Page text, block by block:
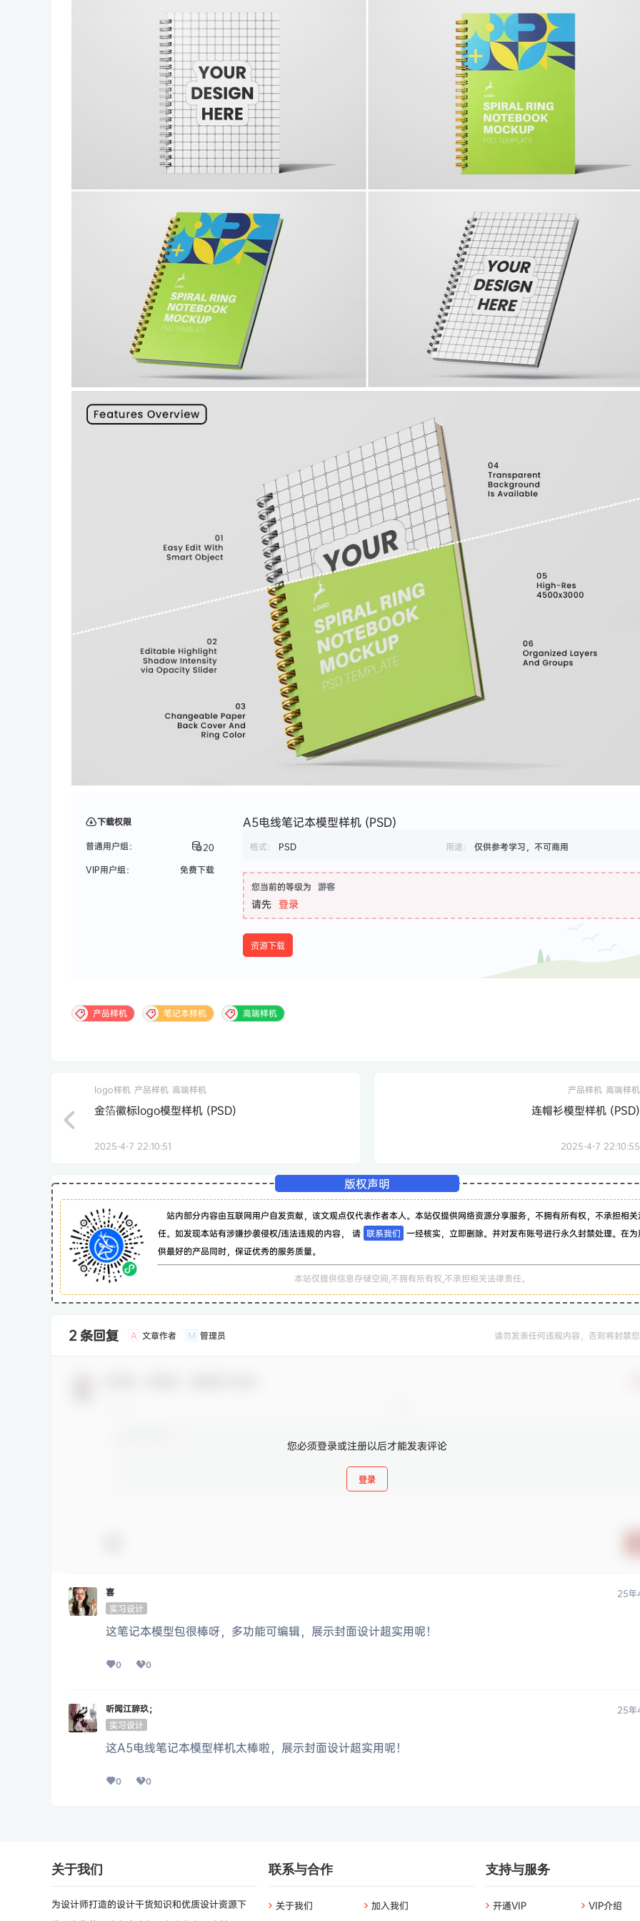
下载权限
普通用户组：
20
VIP用户组：
免费下载
A5电线笔记本模型样机 (PSD)
格式： PSD 用途： 仅供参考学习，不可商用
您当前的等级为 游客
请先 登录
资源下载
产品样机 笔记本样机 高端样机
logo样机 产品样机 高端样机
金箔徽标logo模型样机 (PSD)
2025-4-7 22:10:51
产品样机 高端样机
连帽衫模型样机 (PSD)
2025-4-7 22:10:55
版权声明
站内部分内容由互联网用户自发贡献，该文观点仅代表作者本人。本站仅提供网络资源分享服务，不拥有所有权，不承担相
任。如发现本站有涉嫌抄袭侵权/违法违规的内容， 请 联系我们 一经核实，立即删除。并对发布账号进行永久封禁处理。在
供最好的产品同时，保证优秀的服务质量。
本站仅提供信息存储空间,不拥有所有权,不承担相关法律责任。
2 条回复 A 文章作者 M 管理员 请勿发表任何违规内容，否则将封禁
您必须登录或注册以后才能发表评论
登录
喜
实习设计
25年
这笔记本模型包很棒呀，多功能可编辑，展示封面设计超实用呢！
0 0
听闻江辞玖；
实习设计
25年
这A5电线笔记本模型样机太棒啦，展示封面设计超实用呢！
0 0
关于我们
为设计师打造的设计干货知识和优质设计资源下
联系与合作
关于我们 加入我们
支持与服务
开通VIP VIP介绍